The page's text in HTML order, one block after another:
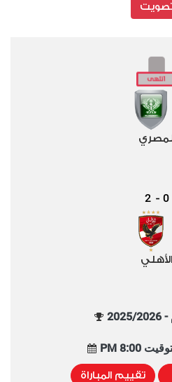
0
-
2
الأهلي
تقييم المباراة